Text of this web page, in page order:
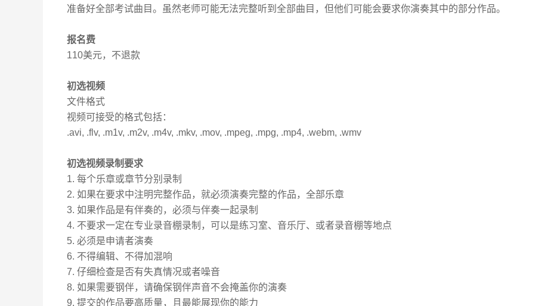
准备好全部考试曲目。虽然老师可能无法完整听到全部曲目，但他们可能会要求你演奏其中的部分作品。
报名费
110美元，不退款
初选视频
文件格式
视频可接受的格式包括：
.avi, .flv, .m1v, .m2v, .m4v, .mkv, .mov, .mpeg, .mpg, .mp4, .webm, .wmv
初选视频录制要求
1. 每个乐章或章节分别录制
2. 如果在要求中注明完整作品，就必须演奏完整的作品，全部乐章
3. 如果作品是有伴奏的，必须与伴奏一起录制
4. 不要求一定在专业录音棚录制，可以是练习室、音乐厅、或者录音棚等地点
5. 必须是申请者演奏
6. 不得编辑、不得加混响
7. 仔细检查是否有失真情况或者噪音
8. 如果需要钢伴，请确保钢伴声音不会掩盖你的演奏
9. 提交的作品要高质量，且最能展现你的能力